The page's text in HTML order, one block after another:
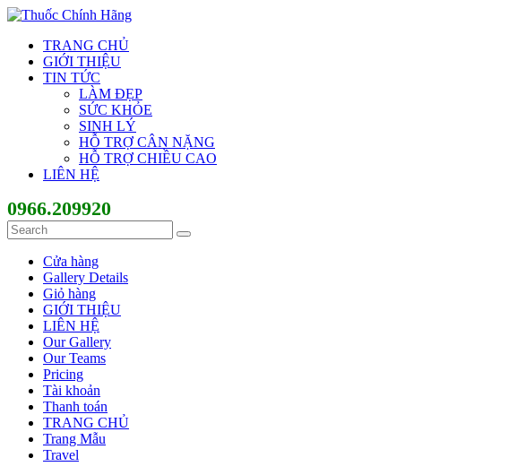
TRANG CHỦ
GIỚI THIỆU
TIN TỨC
LÀM ĐẸP
SỨC KHỎE
SINH LÝ
HỖ TRỢ CÂN NẶNG
HỖ TRỢ CHIỀU CAO
LIÊN HỆ
0966.209920
Cửa hàng
Gallery Details
Giỏ hàng
GIỚI THIỆU
LIÊN HỆ
Our Gallery
Our Teams
Pricing
Tài khoản
Thanh toán
TRANG CHỦ
Trang Mẫu
Travel